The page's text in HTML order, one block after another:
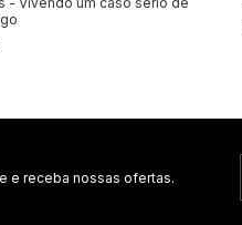
e receba nossas ofertas.